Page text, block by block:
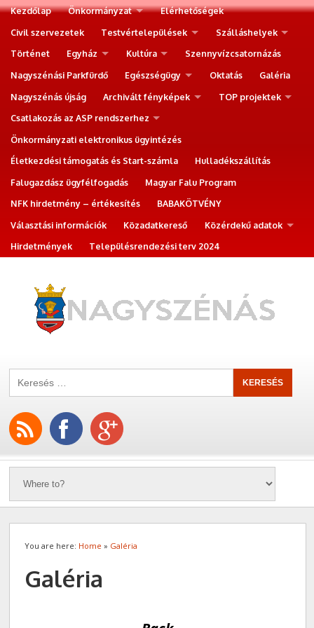
Kezdőlap Önkormányzat
Elérhetőségek
Civil szervezetek
Testvértelepülések
Szálláshelyek
Történet
Egyház Kultúra
Szennyvízcsatornázás
Nagyszénási Parkfürdő
Egészségügy Oktatás
Galéria
Nagyszénás újság
Archivált fényképek
TOP projektek
Csatlakozás az ASP rendszerhez
Önkormányzati elektronikus ügyintézés
Életkezdési támogatás és Start-számla
Hulladékszállítás
Falugazdász ügyfélfogadás
Magyar Falu Program
NFK hirdetmény – értékesítés
BABAKÖTVÉNY
Választási információk
Közadatkereső
Közérdekű adatok
Hirdetmények
Településrendezési terv 2024
You are here: Home » Galéria
Galéria